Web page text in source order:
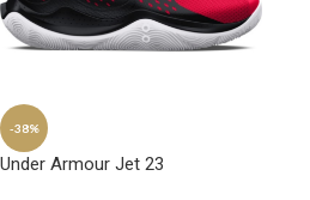
-38%
Under Armour Jet 23